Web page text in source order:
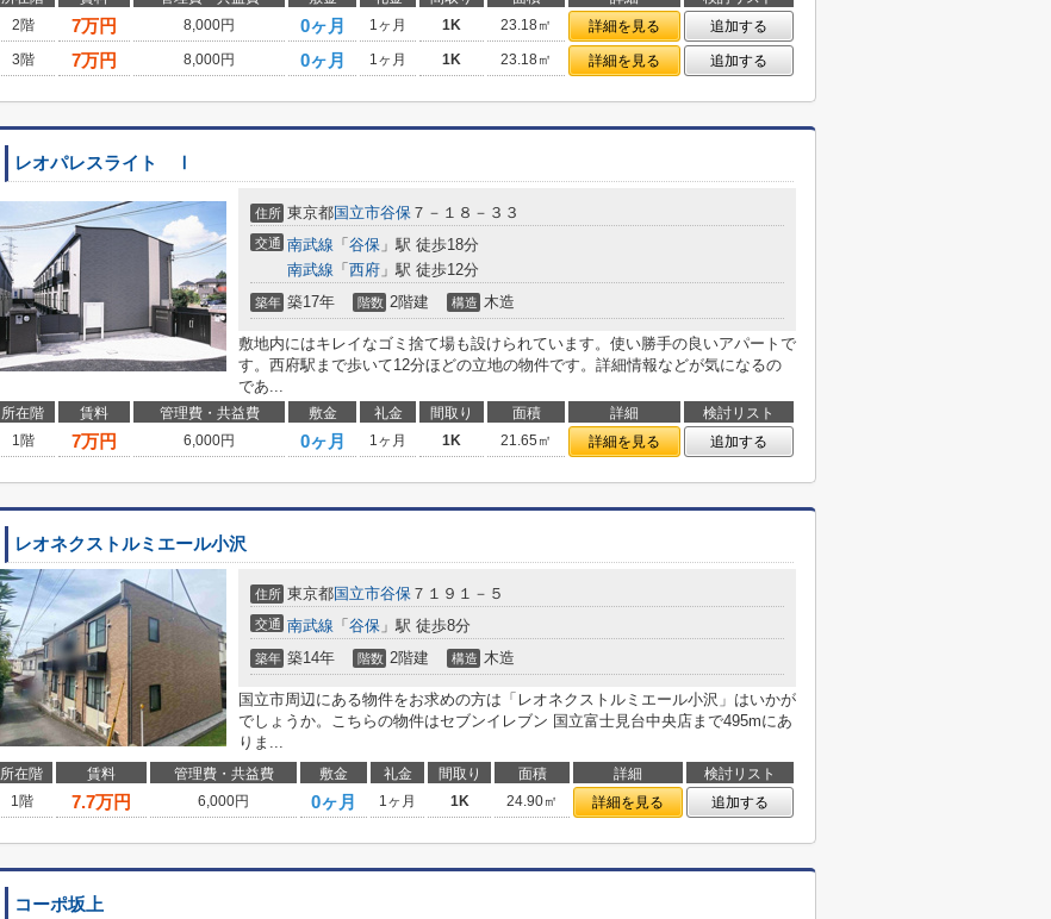
2階
7万円 8,000円 0ヶ月 1ヶ月 1K 23.18㎡ 詳細を見る
追加する
3階
7万円 8,000円 0ヶ月 1ヶ月 1K 23.18㎡ 詳細を見る 追加する
レオパレスライト Ⅰ
住所 東京都国立市谷保 ７－１８－３３
交通 南武線 「 谷保 」駅 徒歩18分
南武線 「 西府 」駅 徒歩12分
築年 築17年 階数 2階建 構造 木造
敷地内にはキレイなゴミ捨て場も設けられています。使い勝手の良いアパートで
す。西府駅まで歩いて12分ほどの立地の物件です。詳細情報などが気になるの
であ...
所在階 賃料 管理費・共益費 敷金 礼金 間取り 面積 詳細
検討リスト
1階
7万円 6,000円 0ヶ月 1ヶ月 1K 21.65㎡ 詳細を見る 追加する
レオネクストルミエール小沢
住所 東京都国立市谷保 ７１９１－５
交通 南武線 「 谷保 」駅 徒歩8分
築年 築14年 階数 2階建 構造 木造
国立市周辺にある物件をお求めの方は「レオネクストルミエール小沢」はいかが
でしょうか。こちらの物件はセブンイレブン 国立富士見台中央店まで495mにあ
りま...
所在階 賃料 管理費・共益費 敷金 礼金 間取り 面積 詳細
検討リスト
1階
7.7万円 6,000円 0ヶ月 1ヶ月 1K 24.90㎡ 詳細を見る 追加する
コーポ坂上